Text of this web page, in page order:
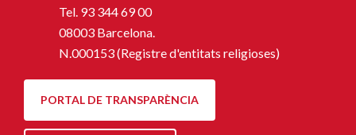
Tel. 93 344 69 00
08003 Barcelona.
N.000153 (Registre d'entitats religioses)
PORTAL DE TRANSPARÈNCIA